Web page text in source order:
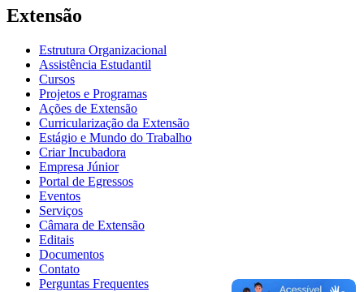
Extensão
Estrutura Organizacional
Assistência Estudantil
Cursos
Projetos e Programas
Ações de Extensão
Curricularização da Extensão
Estágio e Mundo do Trabalho
Criar Incubadora
Empresa Júnior
Portal de Egressos
Eventos
Serviços
Câmara de Extensão
Editais
Documentos
Contato
Perguntas Frequentes